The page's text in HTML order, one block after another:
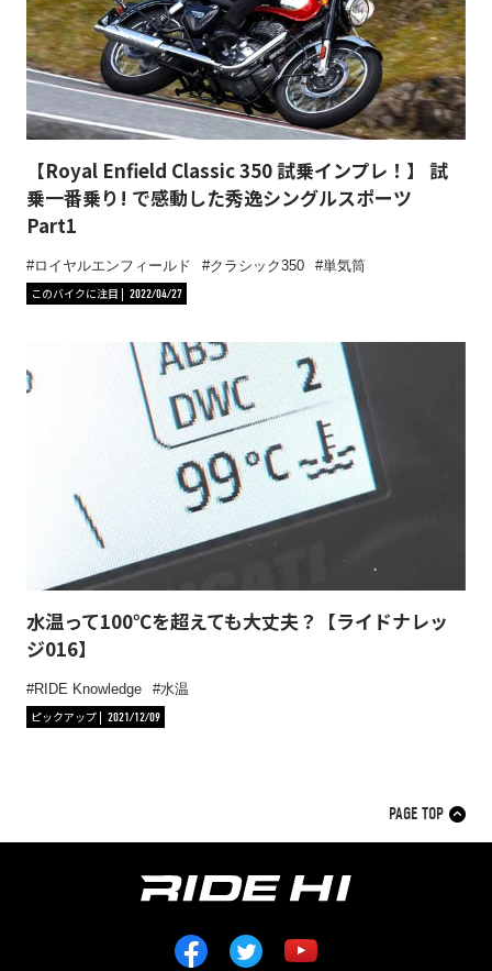
【Royal Enfield Classic 350 試乗インプレ！】 試
乗一番乗り! で感動した秀逸シングルスポーツ
Part1
ロイヤルエンフィールド クラシック350
単気筒
このバイクに注目
2022/04/27
水温って100℃を超えても大丈夫？【ライドナレッ
ジ016】
RIDE Knowledge
水温
ピックアップ
2021/12/09
PAGE TOP